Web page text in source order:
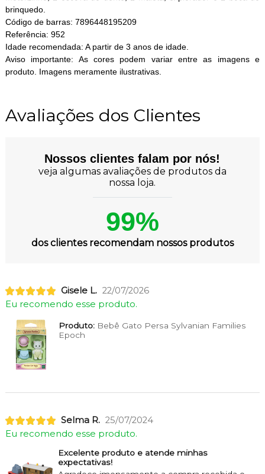
brinquedo.
Código de barras: 7896448195209
Referência: 952
Idade recomendada: A partir de 3 anos de idade.
Aviso importante: As cores podem variar entre as imagens e
produto. Imagens meramente ilustrativas.
Avaliações dos Clientes
Nossos clientes falam por nós!
veja algumas avaliações de produtos da
nossa loja.
99%
dos clientes recomendam nossos produtos
Gisele L. 22/07/2026
Eu recomendo esse produto.
Produto:Bebê Gato Persa Sylvanian Families
Epoch
Selma R. 25/07/2024
Eu recomendo esse produto.
Excelente produto e atende minhas
expectativas!